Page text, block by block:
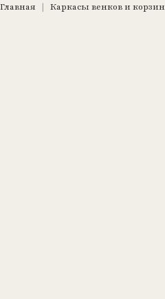
Главная | Каркасы венков и корзин